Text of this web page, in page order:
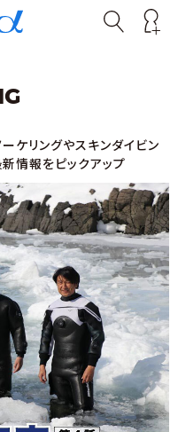
ケリングやスキンダイビン
情報をピックアップ